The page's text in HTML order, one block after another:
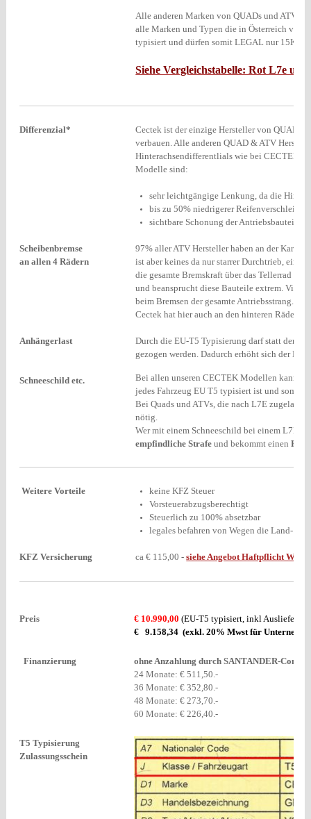
Alle anderen Marken von QUADs und ATVs,
alle Marken und Typen die in Österreich
typisiert und dürfen somit LEGAL nur 15KW
Siehe Vergleichstabelle: Rot L7e
Differenzial*
Cectek ist der einzige Hersteller von QUADs
verbauen. Alle anderen QUAD & ATV
Hinterachsendifferentlials wie bei CECTEK
Modelle sind:
sehr leichtgängige Lenkung, da die
bis zu 50% niedrigerer Reifenverschleiß
sichtbare Schonung der Antriebsbauteile,
Scheibenbremse
an allen 4 Rädern
97% aller ATV Hersteller haben an der
ist aber keines da nur starrer Durchtrieb,
die gesamte Bremskraft über das Tellerrad
und beansprucht diese Bauteile extrem. Viele
beim Bremsen der gesamte Antriebsstrang.
Cectek hat hier auch an den hinteren Rädern
Anhängerlast
Schneeschild etc.
Durch die EU-T5 Typisierung darf statt der
gezogen werden. Dadurch erhöht sich der
Bei allen unseren CECTEK Modellen kann
jedes Fahrzeug EU T5 typisiert ist und somit
Bei Quads und ATVs, die nach L7E
nötig.
Wer mit einem Schneeschild bei einem L7E
empfindliche Strafe und bekommt einen
Weitere Vorteile
keine KFZ Steuer
Vorsteuerabzugsberechtigt
Steuerlich zu 100% absetzbar
legales befahren von Wegen die Land-
KFZ Versicherung ca € 115,00 -siehe Angebot Haftpflicht
Preis € 10.990,00 (EU-T5 typisiert, inkl
€ 9.158,34 (exkl. 20% Mwst für
Finanzierung
ohne Anzahlung durch SANTANDER-
24 Monate: € 511,50.-
36 Monate: € 352,80.-
48 Monate: € 273,70.-
60 Monate: € 226,40.-
T5 Typisierung
Zulassungsschein